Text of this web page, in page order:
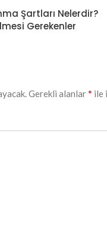
Şartları Nelerdir?
Gerekenler
Gerekli alanlar* ile